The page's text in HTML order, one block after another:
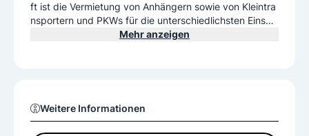
ft ist die Vermietung von Anhängern sowie von Kleintra
nsportern und PKWs für die unterschiedlichsten Einsat
zbereiche. Dass wir Ihnen ganz nach unserem Motto „L
Mehr anzeigen
Weitere Informationen